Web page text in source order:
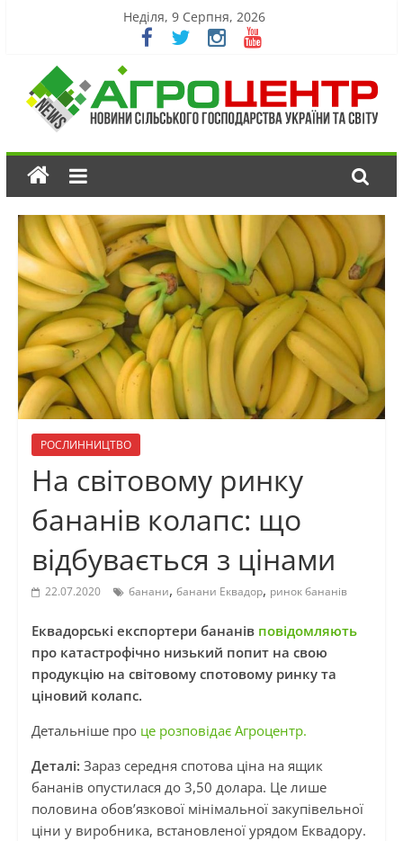
Неділя, 9 Серпня, 2026
РОСЛИННИЦТВО
На світовому ринку
бананів колапс: що
відбувається з цінами
22.07.2020 банани, банани Еквадор, ринок бананів
Еквадорські експортери бананів повідомляють
про катастрофічно низький попит на свою
продукцію на світовому спотовому ринку та
ціновий колапс.
Детальніше про це розповідає Агроцентр.
Деталі: Зараз середня спотова ціна на ящик
бананів опустилася до 3,50 долара. Це лише
половина обов’язкової мінімальної закупівельної
ціни у виробника, встановленої урядом Еквадору.